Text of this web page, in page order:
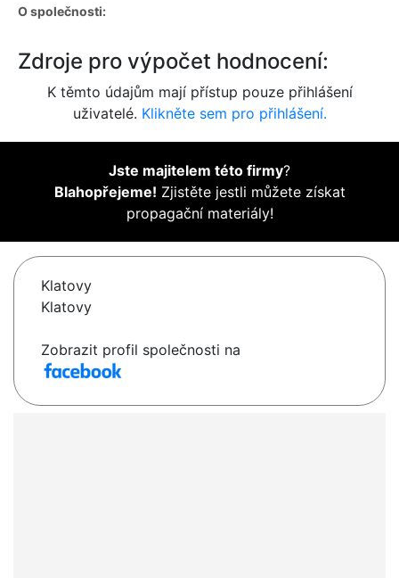
O společnosti:
Zdroje pro výpočet hodnocení:
K těmto údajům mají přístup pouze přihlášení
uživatelé. Klikněte sem pro přihlášení.
Jste majitelem této firmy?
Blahopřejeme! Zjistěte jestli můžete získat
propagační materiály!
Klatovy
Klatovy
Zobrazit profil společnosti na